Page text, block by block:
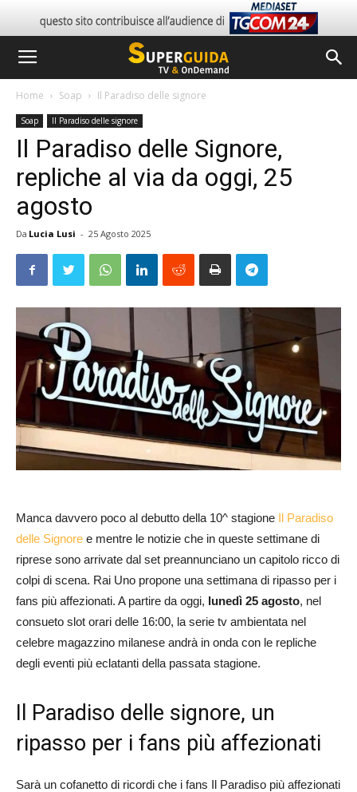
Home Soap Il Paradiso delle signore
Soap Il Paradiso delle signore
Il Paradiso delle Signore,
repliche al via da oggi, 25
agosto
Da Lucia Lusi - 25 Agosto 2025
Manca davvero poco al debutto della 10^ stagione Il Paradiso
delle Signore e mentre le notizie che in queste settimane di
riprese sono arrivate dal set preannunciano un capitolo ricco di
colpi di scena. Rai Uno propone una settimana di ripasso per i
fans più affezionati. A partire da oggi, lunedì 25 agosto, nel
consueto slot orari delle 16:00, la serie tv ambientata nel
celebre magazzino milanese andrà in onda con le repliche
degli eventi più eclatanti della passata stagione.
Il Paradiso delle signore, un
ripasso per i fans più affezionati
Sarà un cofanetto di ricordi che i fans Il Paradiso più affezionati